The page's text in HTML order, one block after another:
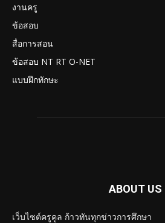
งานครู
ข้อสอบ
สื่อการสอน
ข้อสอบ NT RT O-NET
แบบฝึกทักษะ
ABOUT US
เว็บไซต์ครูคูล ก้าวทันทุกข่าวการศึกษา